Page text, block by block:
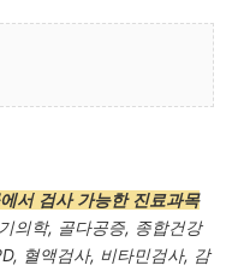
서 검사 가능한 진료과목
의학, 골다공증, 종합건강
혈액검사, 비타민검사, 감